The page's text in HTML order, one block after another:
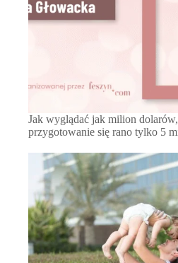
Jak wyglądać jak milion
przygotowanie się rano tylko 5